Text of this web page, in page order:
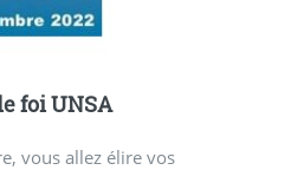
foi UNSA
vous allez élire vos